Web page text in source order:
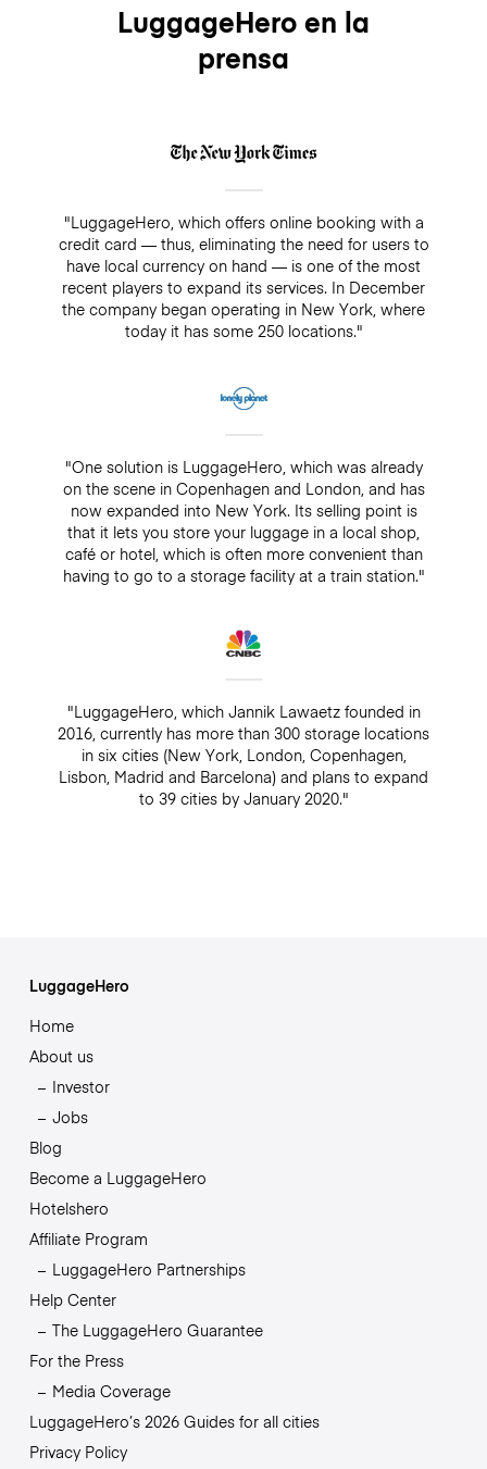
LuggageHero en la
prensa
"LuggageHero, which offers online booking with a
credit card — thus, eliminating the need for users to
have local currency on hand — is one of the most
recent players to expand its services. In December
the company began operating in New York, where
today it has some 250 locations."
"One solution is LuggageHero, which was already
on the scene in Copenhagen and London, and has
now expanded into New York. Its selling point is
that it lets you store your luggage in a local shop,
café or hotel, which is often more convenient than
having to go to a storage facility at a train station."
"LuggageHero, which Jannik Lawaetz founded in
2016, currently has more than 300 storage locations
in six cities (New York, London, Copenhagen,
Lisbon, Madrid and Barcelona) and plans to expand
to 39 cities by January 2020."
LuggageHero
Home
About us
Investor
Jobs
Blog
Become a LuggageHero
Hotelshero
Affiliate Program
LuggageHero Partnerships
Help Center
The LuggageHero Guarantee
For the Press
Media Coverage
LuggageHero’s 2026 Guides for all cities
Privacy Policy